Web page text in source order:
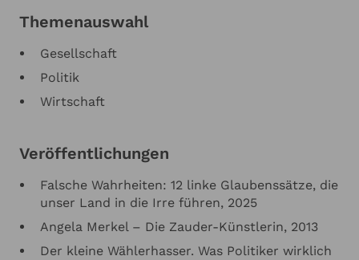
Themenauswahl
Gesellschaft
Politik
Wirtschaft
Veröffentlichungen
Falsche Wahrheiten: 12 linke Glaubenssätze, die
unser Land in die Irre führen, 2025
Angela Merkel – Die Zauder-Künstlerin, 2013
Der kleine Wählerhasser. Was Politiker wirklich